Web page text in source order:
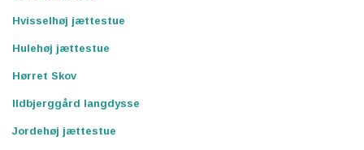
Hvisselhøj jættestue
Hulehøj jættestue
Hørret Skov
Ildbjerggård langdysse
Jordehøj jættestue